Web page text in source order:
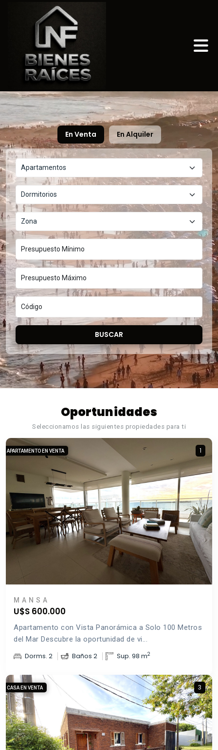
En Venta En Alquiler
Apartamentos
Dormitorios
Zona
BUSCAR
Oportunidades
Seleccionamos las siguientes propiedades para ti
APARTAMENTO EN VENTA 1
MANSA
U$S 600.000
Apartamento con Vista Panorámica a Solo 100 Metros
del Mar Descubre la oportunidad de vi...
Dorms. 2 Baños 2 Sup. 98 m2
CASA EN VENTA 3